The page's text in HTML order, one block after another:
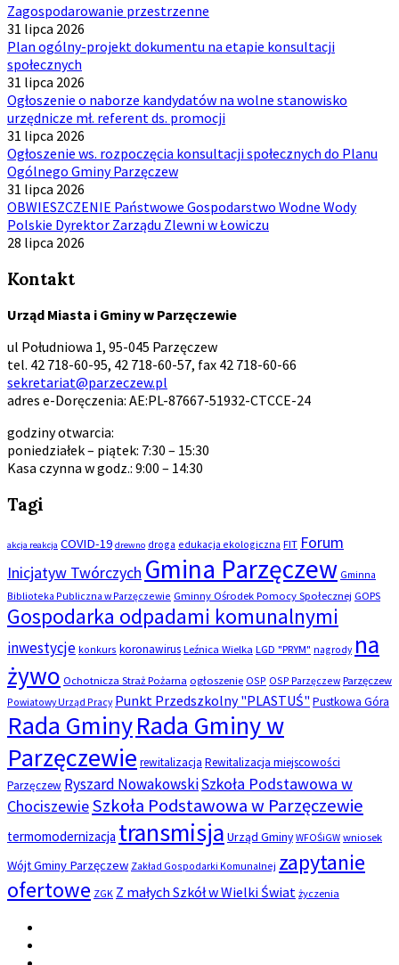
Zagospodarowanie przestrzenne
31 lipca 2026
Plan ogólny-projekt dokumentu na etapie konsultacji
społecznych
31 lipca 2026
Ogłoszenie o naborze kandydatów na wolne stanowisko
urzędnicze mł. referent ds. promocji
31 lipca 2026
Ogłoszenie ws. rozpoczęcia konsultacji społecznych do Planu
Ogólnego Gminy Parzęczew
31 lipca 2026
OBWIESZCZENIE Państwowe Gospodarstwo Wodne Wody
Polskie Dyrektor Zarządu Zlewni w Łowiczu
28 lipca 2026
Kontakt
Urząd Miasta i Gminy w Parzęczewie
ul Południowa 1, 95-045 Parzęczew
tel. 42 718-60-95, 42 718-60-57, fax 42 718-60-66
sekretariat@parzeczew.pl
adres e-Doręczenia: AE:PL-87667-51932-CTCCE-24
godziny otwarcia:
poniedziałek – piątek: 7:30 – 15:30
Kasa czynna w godz.: 9:00 – 14:30
Tagi
akcja reakcja COVID-19 drewno droga edukacja ekologiczna FIT Forum
Inicjatyw Twórczych Gmina Parzęczew Gminna
Biblioteka Publiczna w Parzęczewie Gminny Ośrodek Pomocy Społecznej GOPS
Gospodarka odpadami komunalnymi
inwestycje konkurs koronawirus Leźnica Wielka LGD "PRYM" nagrody na
żywo Ochotnicza Straż Pożarna ogłoszenie OSP OSP Parzęczew Parzęczew
Powiatowy Urząd Pracy Punkt Przedszkolny "PLASTUŚ" Pustkowa Góra
Rada GminyRada Gminy w
Parzęczewie rewitalizacja Rewitalizacja miejscowości
Parzęczew Ryszard NowakowskiSzkoła Podstawowa w
ChociszewieSzkoła Podstawowa w Parzęczewie
termomodernizacja transmisja Urząd Gminy WFOŚiGW wniosek
Wójt Gminy Parzęczew Zakład Gospodarki Komunalnej zapytanie
ofertowe ZGK Z małych Szkół w Wielki Świat życzenia